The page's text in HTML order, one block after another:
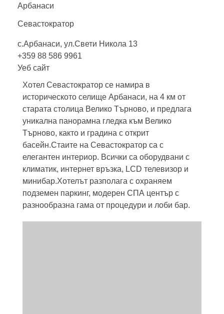
Арбанаси
Севастократор
с.Арбанаси, ул.Свети Никола 13
+359 88 586 9961
Уеб сайт
Хотел Севастократор се намира в
историческото селище Арбанаси, на 4 км от
старата столица Велико Търново, и предлага
уникална панорамна гледка към Велико
Търново, както и градина с открит
басейн.Стаите на Севастократор са с
елегантен интериор. Всички са оборудвани с
климатик, интернет връзка, LCD телевизор и
минибар.Хотелът разполага с охраняем
подземен паркинг, модерен СПА център с
разнообразна гама от процедури и лоби бар.